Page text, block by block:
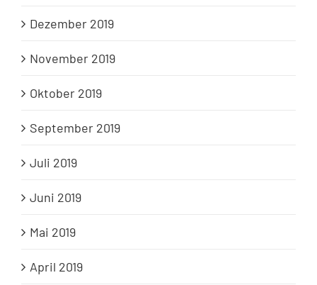
Dezember 2019
November 2019
Oktober 2019
September 2019
Juli 2019
Juni 2019
Mai 2019
April 2019